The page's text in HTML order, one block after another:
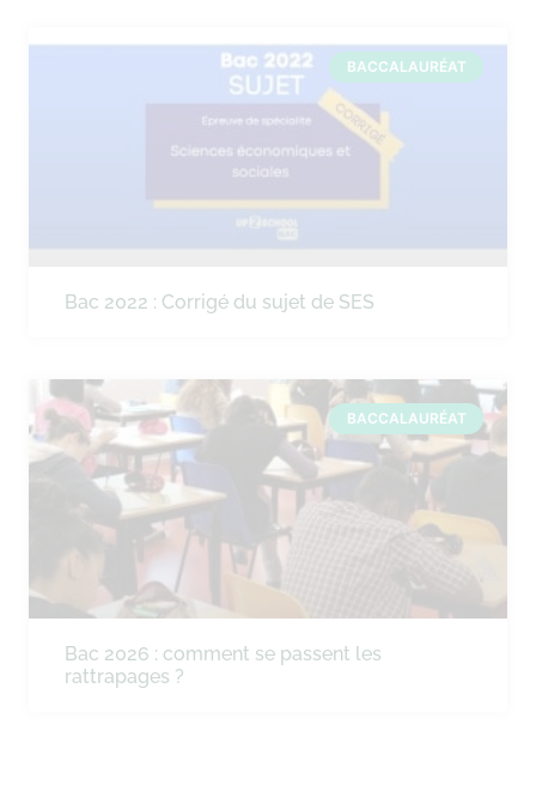
BACCALAURÉAT
Bac 2022 : Corrigé du sujet de SES
BACCALAURÉAT
Bac 2026 : comment se passent les
rattrapages ?